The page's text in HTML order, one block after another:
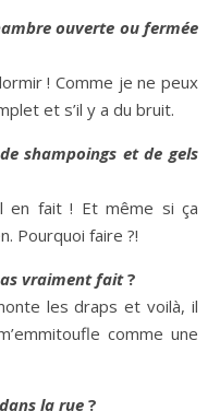
ouverte ou fermée
! Comme je ne peux
et s’il y a du bruit.
shampoings et de gels
en fait ! Et même si ça
Pourquoi faire ?!
vraiment fait?
les draps et voilà, il
comme une
la rue?